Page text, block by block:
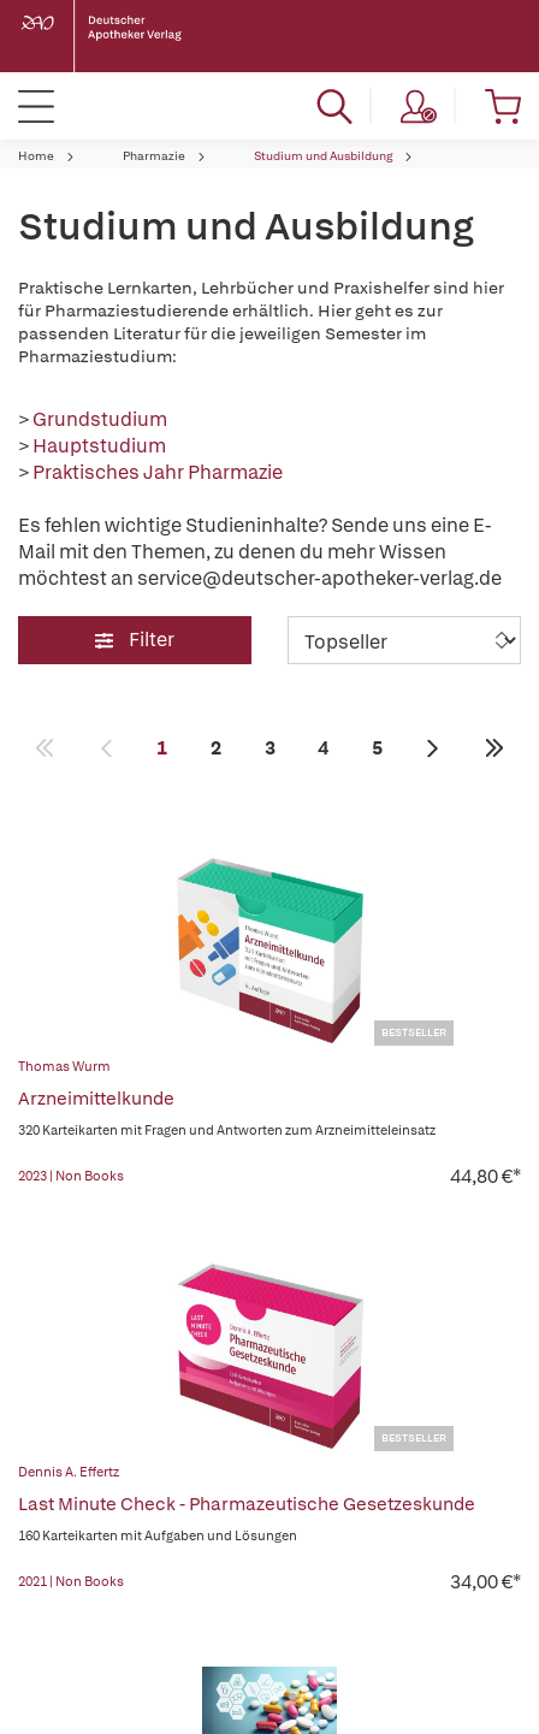
Home Pharmazie Studium und Ausbildung
Studium und Ausbildung
Praktische Lernkarten, Lehrbücher und Praxishelfer sind hier
für Pharmaziestudierende erhältlich. Hier geht es zur
passenden Literatur für die jeweiligen Semester im
Pharmaziestudium:
>Grundstudium
>Hauptstudium
>Praktisches Jahr Pharmazie
Es fehlen wichtige Studieninhalte? Sende uns eine E-
Mail mit den Themen, zu denen du mehr Wissen
möchtest an service@deutscher-apotheker-verlag.de
Filter
1 2 3 4 5
BESTSELLER
Thomas Wurm
Arzneimittelkunde
320 Karteikarten mit Fragen und Antworten zum Arzneimitteleinsatz
2023 | Non Books 44,80 €*
BESTSELLER
Dennis A. Effertz
Last Minute Check - Pharmazeutische Gesetzeskunde
160 Karteikarten mit Aufgaben und Lösungen
2021 | Non Books 34,00 €*